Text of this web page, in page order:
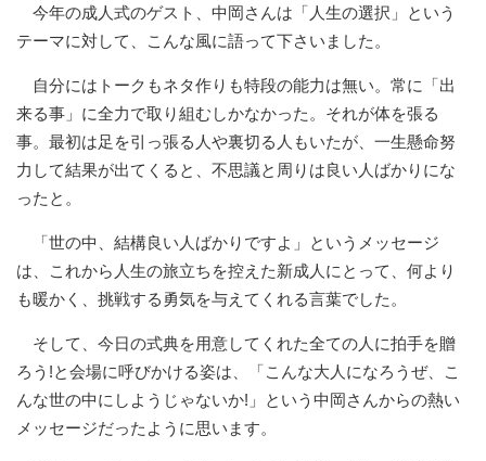
今年の成人式のゲスト、中岡さんは「人生の選択」という
テーマに対して、こんな風に語って下さいました。
自分にはトークもネタ作りも特段の能力は無い。常に「出
来る事」に全力で取り組むしかなかった。それが体を張る
事。最初は足を引っ張る人や裏切る人もいたが、一生懸命努
力して結果が出てくると、不思議と周りは良い人ばかりにな
ったと。
「世の中、結構良い人ばかりですよ」というメッセージ
は、これから人生の旅立ちを控えた新成人にとって、何より
も暖かく、挑戦する勇気を与えてくれる言葉でした。
そして、今日の式典を用意してくれた全ての人に拍手を贈
ろう!と会場に呼びかける姿は、「こんな大人になろうぜ、こ
んな世の中にしようじゃないか!」という中岡さんからの熱い
メッセージだったように思います。